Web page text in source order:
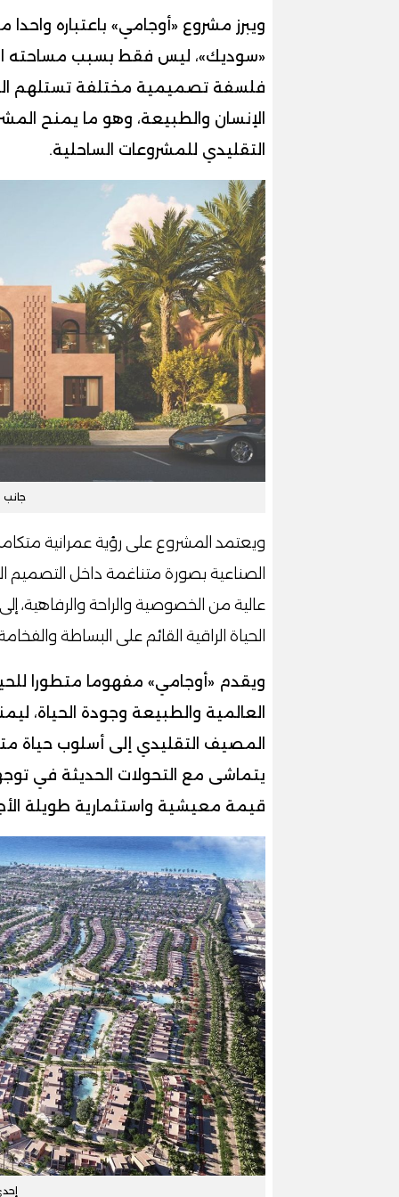
ويبرز مشروع «أوجامي» باعتباره
فلسفة تصميمية مختلفة تستلهم
الإنسان والطبيعة، وهو ما يمنح
التقليدي للمشروعات الساحلية.
ويعتمد المشروع على رؤية عمرانية
الصناعية بصورة متناغمة داخل التصميم
عالية من الخصوصية والراحة
الحياة الراقية القائم على البساطة
ويقدم «أوجامي» مفهوما متطورا
العالمية والطبيعة وجودة الحياة،
المصيف التقليدي إلى أسلوب حياة
يتماشى مع التحولات الحديثة في
قيمة معيشية واستثمارية طويلة